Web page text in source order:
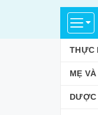
THỰC
MẸ
DƯỢC